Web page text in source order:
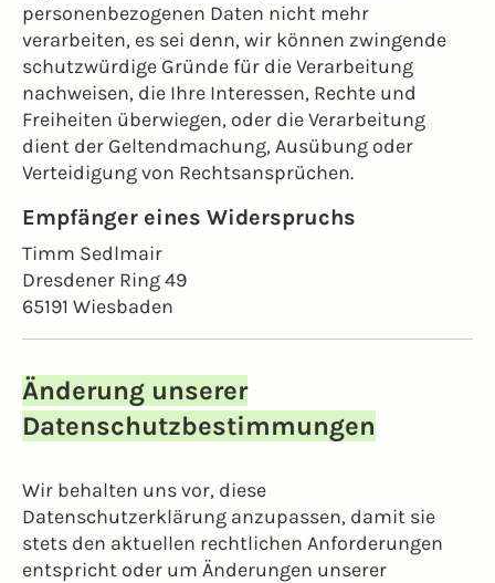
personenbezogenen Daten nicht mehr
verarbeiten, es sei denn, wir können zwingende
schutzwürdige Gründe für die Verarbeitung
nachweisen, die Ihre Interessen, Rechte und
Freiheiten überwiegen, oder die Verarbeitung
dient der Geltendmachung, Ausübung oder
Verteidigung von Rechtsansprüchen.
Empfänger eines Widerspruchs
Timm Sedlmair
Dresdener Ring 49
65191 Wiesbaden
Änderung unserer
Datenschutzbestimmungen
Wir behalten uns vor, diese
Datenschutzerklärung anzupassen, damit sie
stets den aktuellen rechtlichen Anforderungen
entspricht oder um Änderungen unserer